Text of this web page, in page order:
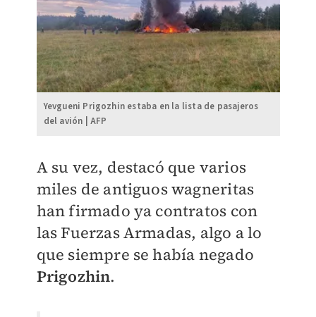
Yevgueni Prigozhin estaba en la lista de pasajeros
del avión | AFP
A su vez, destacó que varios
miles de antiguos wagneritas
han firmado ya contratos con
las Fuerzas Armadas, algo a lo
que siempre se había negado
Prigozhin.